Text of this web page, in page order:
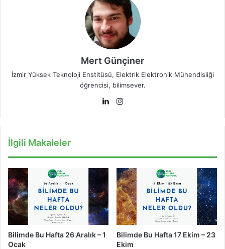
Mert Günçiner
İzmir Yüksek Teknoloji Enstitüsü, Elektrik Elektronik Mühendisliği
öğrencisi, bilimsever.
LinkedIn
İlgili Makaleler
Bilimde Bu Hafta 26 Aralık – 1
Ocak
Bilimde Bu Hafta 17 Ekim – 23
Ekim